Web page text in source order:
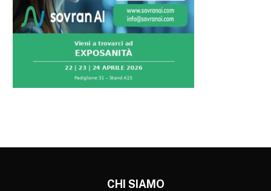
CHI SIAMO